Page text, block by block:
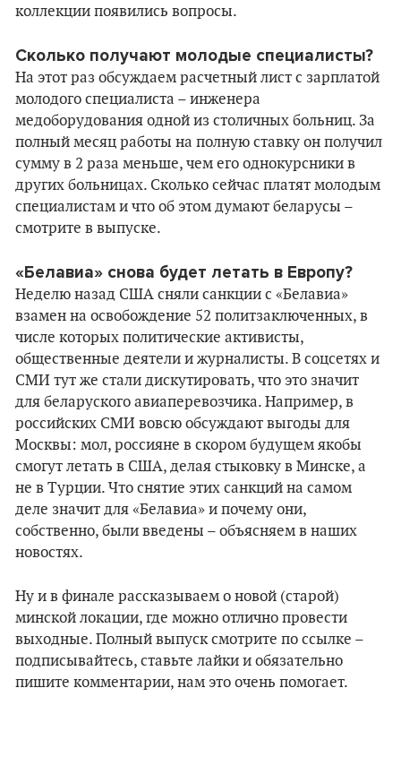
коллекции появились вопросы.
Сколько получают молодые специалисты?
На этот раз обсуждаем расчетный лист с зарплатой
молодого специалиста – инженера
медоборудования одной из столичных больниц. За
полный месяц работы на полную ставку он получил
сумму в 2 раза меньше, чем его однокурсники в
других больницах. Сколько сейчас платят молодым
специалистам и что об этом думают беларусы –
смотрите в выпуске.
«Белавиа» снова будет летать в Европу?
Неделю назад США сняли санкции с «Белавиа»
взамен на освобождение 52 политзаключенных, в
числе которых политические активисты,
общественные деятели и журналисты. В соцсетях и
СМИ тут же стали дискутировать, что это значит
для беларуского авиаперевозчика. Например, в
российских СМИ вовсю обсуждают выгоды для
Москвы: мол, россияне в скором будущем якобы
смогут летать в США, делая стыковку в Минске, а
не в Турции. Что снятие этих санкций на самом
деле значит для «Белавиа» и почему они,
собственно, были введены – объясняем в наших
новостях.
Ну и в финале рассказываем о новой (старой)
минской локации, где можно отлично провести
выходные. Полный выпуск смотрите по ссылке –
подписывайтесь, ставьте лайки и обязательно
пишите комментарии, нам это очень помогает.